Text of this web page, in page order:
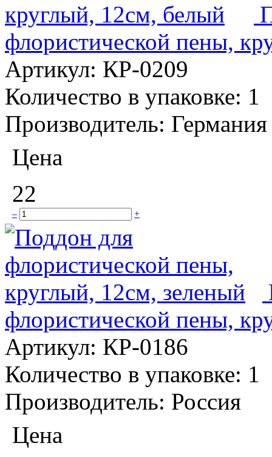
флористической пены,
Артикул: КР-0209
Количество в упаковке: 1
Производитель: Германия
Цена
22
– +
флористической пены,
Артикул: КР-0186
Количество в упаковке: 1
Производитель: Россия
Цена